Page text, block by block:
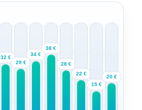
32 €
29 €
34 €
38 €
28 €
22 €
15 €
20 €